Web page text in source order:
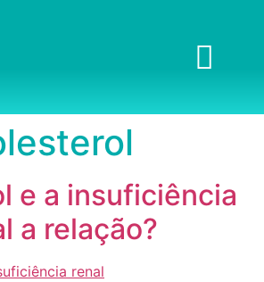
e a insuficiência
a relação?